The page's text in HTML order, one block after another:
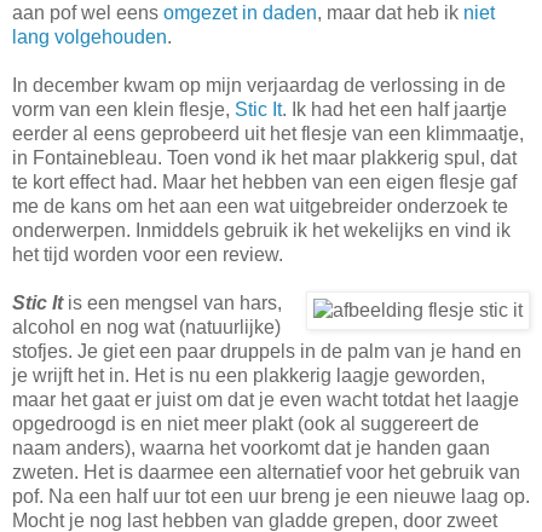
aan pof wel eens omgezet in daden, maar dat heb ik niet
lang volgehouden.
In december kwam op mijn verjaardag de verlossing in de
vorm van een klein flesje, Stic It. Ik had het een half jaartje
eerder al eens geprobeerd uit het flesje van een klimmaatje,
in Fontainebleau. Toen vond ik het maar plakkerig spul, dat
te kort effect had. Maar het hebben van een eigen flesje gaf
me de kans om het aan een wat uitgebreider onderzoek te
onderwerpen. Inmiddels gebruik ik het wekelijks en vind ik
het tijd worden voor een review.
Stic Itis een mengsel van hars,
alcohol en nog wat (natuurlijke)
stofjes. Je giet een paar druppels in de palm van je hand en
je wrijft het in. Het is nu een plakkerig laagje geworden,
maar het gaat er juist om dat je even wacht totdat het laagje
opgedroogd is en niet meer plakt (ook al suggereert de
naam anders), waarna het voorkomt dat je handen gaan
zweten. Het is daarmee een alternatief voor het gebruik van
pof. Na een half uur tot een uur breng je een nieuwe laag op.
Mocht je nog last hebben van gladde grepen, door zweet